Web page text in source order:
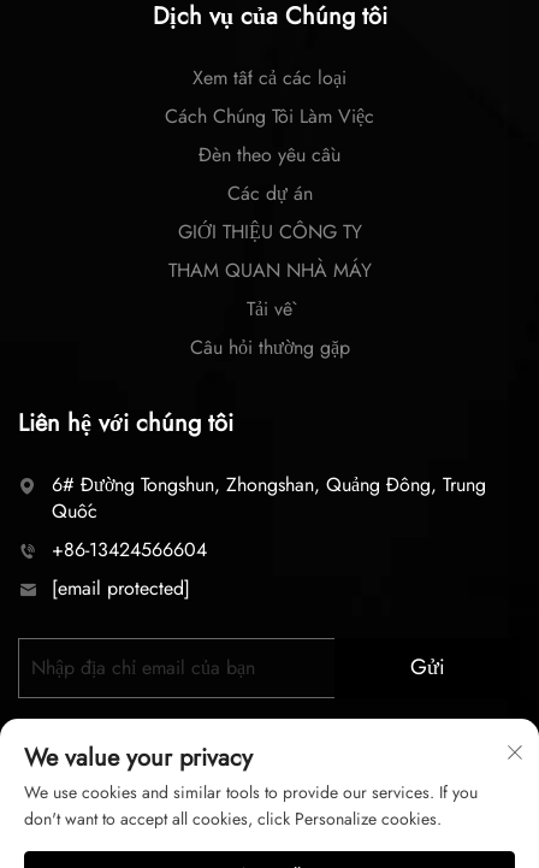
Dịch vụ của Chúng tôi
Xem tất cả các loại
Cách Chúng Tôi Làm Việc
Đèn theo yêu cầu
Các dự án
GIỚI THIỆU CÔNG TY
THAM QUAN NHÀ MÁY
Tải về
Câu hỏi thường gặp
Liên hệ với chúng tôi
6# Đường Tongshun, Zhongshan, Quảng Đông, Trung
Quốc
+86-13424566604
[email protected]
Gửi
Bản quyền © 2026 zhongshan LC lighting Co.,LTD. Mọi
We value your privacy
We use cookies and similar tools to provide our services. If you
don't want to accept all cookies, click Personalize cookies.